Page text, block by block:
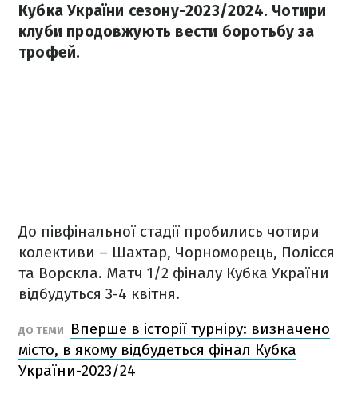
Кубка України сезону-2023/2024. Чотири
клуби продовжують вести боротьбу за
трофей.
До півфінальної стадії пробились чотири
колективи – Шахтар, Чорноморець, Полісся
та Ворскла. Матч 1/2 фіналу Кубка України
відбудуться 3-4 квітня.
ДО ТЕМИ
Вперше в історії турніру: визначено
місто, в якому відбудеться фінал Кубка
України-2023/24